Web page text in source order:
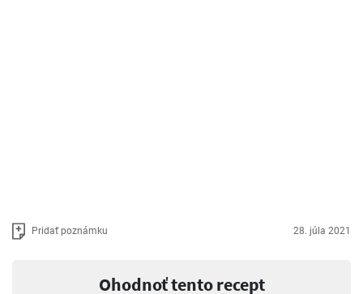
Pridať poznámku 28. júla 2021
Ohodnoť tento recept